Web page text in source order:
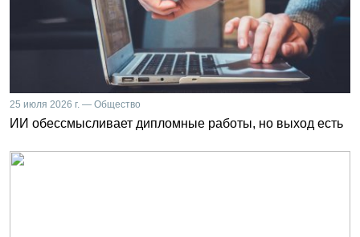
25 июля 2026 г. — Общество
ИИ обессмысливает дипломные работы, но выход есть